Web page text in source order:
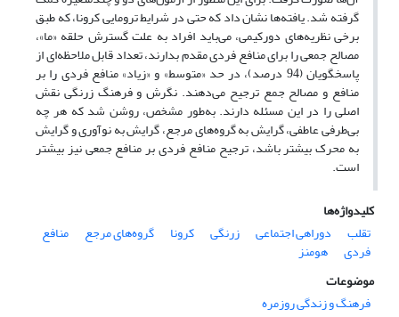
گرفته شد. یافته‌ها نشان داد که حتی در شرایط ترومایی کرونا، که طبق
برخی نظریه‌های دورکیمی، می‌باید افراد به علت گسترش حلقه «ما»،
مصالح جمعی را برای منافع فردی مقدم بدارند، تعداد قابل ملاحظه‌ای از
پاسخگویان (94 درصد)، در حد «متوسط» و «زیاد» منافع فردی را بر
منافع و مصالح جمع ترجیح می‌دهند. نگرش و فرهنگ زرنگی نقش
اصلی را در این مسئله دارند. به‌طور مشخص، روشن شد که هر چه
بی‌طرفی عاطفی، گرایش به گروه‌های مرجع، گرایش به نوآوری و گرایش
به محرک بیشتر باشد، ترجیح منافع فردی بر منافع جمعی نیز بیشتر
است.
کلیدواژه‌ها
تقلب
دوراهی اجتماعی زرنگی کرونا گروه‌های مرجع منافع
فردی
هومنز
موضوعات
فرهنگ و زندگی روزمره